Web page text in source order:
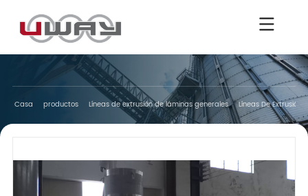
Casa productos Líneas de extrusión de láminas generales Líneas De Extrusión